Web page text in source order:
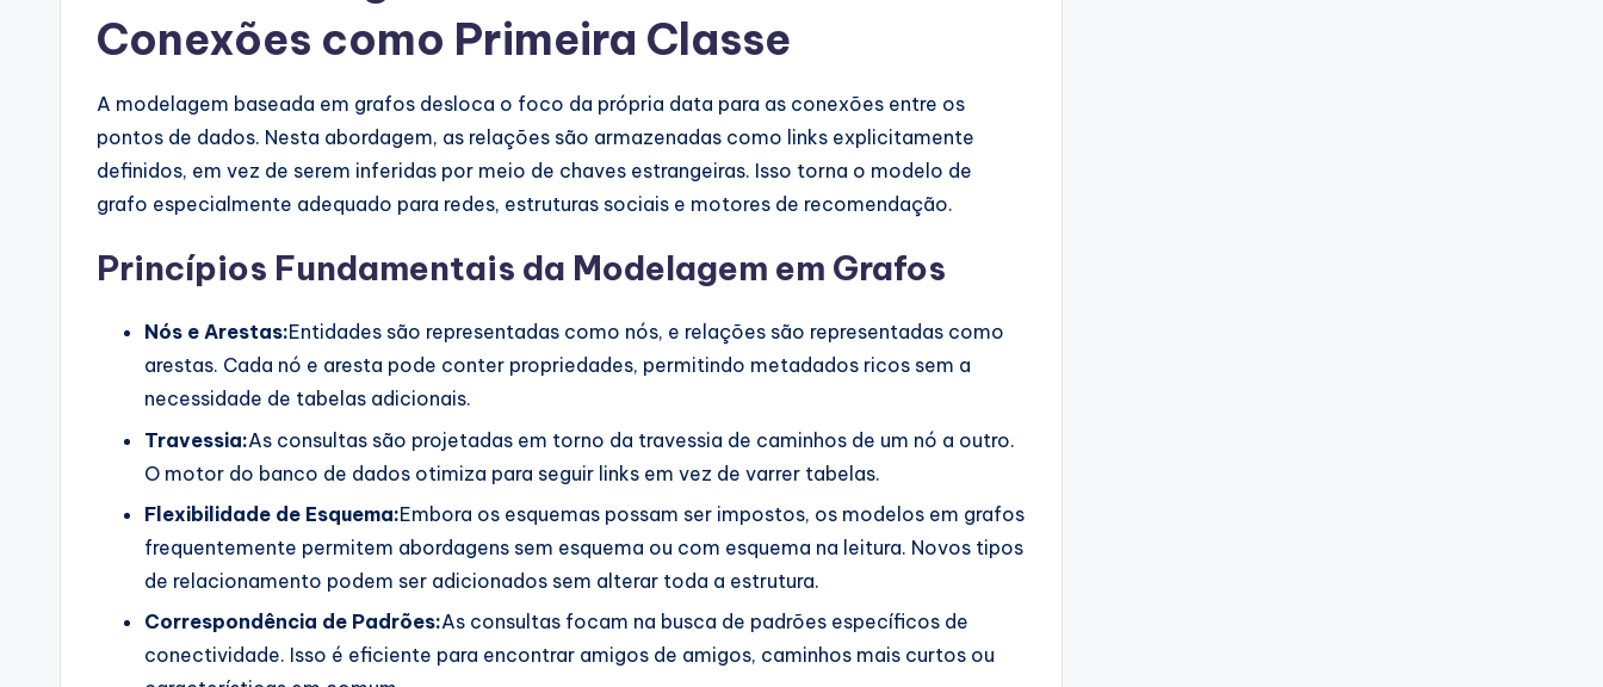
Conexões como Primeira Classe
A modelagem baseada em grafos desloca o foco da própria data para as conexões entre os
pontos de dados. Nesta abordagem, as relações são armazenadas como links explicitamente
definidos, em vez de serem inferidas por meio de chaves estrangeiras. Isso torna o modelo de
grafo especialmente adequado para redes, estruturas sociais e motores de recomendação.
Princípios Fundamentais da Modelagem em Grafos
Nós e Arestas:Entidades são representadas como nós, e relações são representadas como
arestas. Cada nó e aresta pode conter propriedades, permitindo metadados ricos sem a
necessidade de tabelas adicionais.
Travessia:As consultas são projetadas em torno da travessia de caminhos de um nó a outro.
O motor do banco de dados otimiza para seguir links em vez de varrer tabelas.
Flexibilidade de Esquema:Embora os esquemas possam ser impostos, os modelos em grafos
frequentemente permitem abordagens sem esquema ou com esquema na leitura. Novos tipos
de relacionamento podem ser adicionados sem alterar toda a estrutura.
Correspondência de Padrões:As consultas focam na busca de padrões específicos de
conectividade. Isso é eficiente para encontrar amigos de amigos, caminhos mais curtos ou